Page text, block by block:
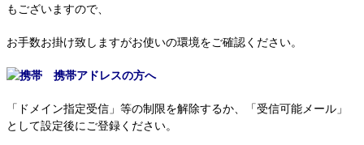
もございますので、
お手数お掛け致しますがお使いの環境をご確認ください。
携帯アドレスの方へ
「ドメイン指定受信」等の制限を解除するか、「受信可能メール」
として設定後にご登録ください。